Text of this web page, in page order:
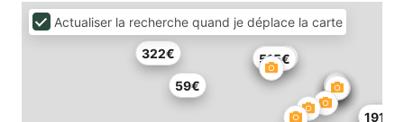
515€
322€
328€
59€
255€
191€
Actualiser la recherche quand je déplace la carte